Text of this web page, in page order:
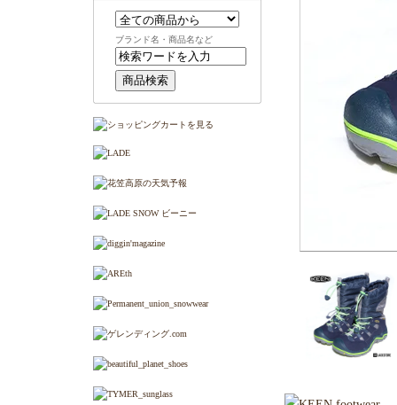
ブランド名・商品名など